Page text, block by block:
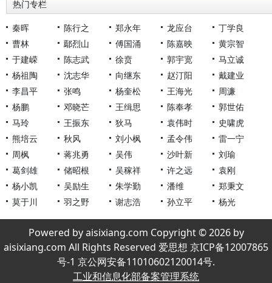
热门专栏
秦晖 陈行之 郑永年 龙应台
丁学良
曹林
鄢烈山 傅国涌 陈嘉映
黄宗智
于建嵘
陈志武 徐贲 郭宇宽
马立诚
杨祖陶
沈志华 向继东 赵汀阳
戴建业
李昌平
张鸣 杨奎松 王海光
周濂
杨鹏
邓晓芒 王缉思 陈奉孝
郭世佑
马玲
王振东 狄马 袁伟时
史啸虎
熊培云
秋风 刘小枫 孟令伟
雷一宁
周枫
蒋兆勇 吴伟 沙叶新
刘瑜
葛剑雄
储昭根 吴稼祥 许之远
袁刚
杨小凯
吴励生 朱学勤 潘维
郑秉文
莫于川
羽之野 谢志浩 孙立平 杨光
Powered by aisixiang.com Copyright © 2026 by
aisixiang.com All Rights Reserved 爱思想 京ICP备12007865
号-1 京公网安备11010602120014号.
工业和信息化部备案管理系统